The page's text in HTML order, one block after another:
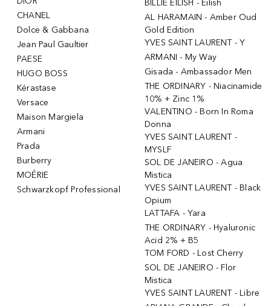
CHANEL
Dolce & Gabbana
Jean Paul Gaultier
PAESE
HUGO BOSS
Kérastase
Versace
Maison Margiela
Armani
Prada
Burberry
MOÉRIE
Schwarzkopf Professional
BILLIE EILISH - Eilish
AL HARAMAIN - Amber Oud
Gold Edition
YVES SAINT LAURENT - Y
ARMANI - My Way
Gisada - Ambassador Men
THE ORDINARY - Niacinamide
10% + Zinc 1%
VALENTINO - Born In Roma
Donna
YVES SAINT LAURENT -
MYSLF
SOL DE JANEIRO - Agua
Mistica
YVES SAINT LAURENT - Black
Opium
LATTAFA - Yara
THE ORDINARY - Hyaluronic
Acid 2% + B5
TOM FORD - Lost Cherry
SOL DE JANEIRO - Flor
Mistica
YVES SAINT LAURENT - Libre